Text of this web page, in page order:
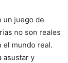
un juego de
no son reales
el mundo real.
asustar y